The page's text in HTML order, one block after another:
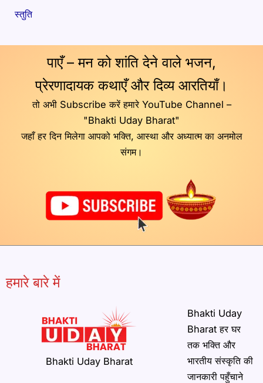
स्तुति
पाएँ – मन को शांति देने वाले भजन,
प्रेरणादायक कथाएँ और दिव्य आरतियाँ।
तो अभी Subscribe करें हमारे YouTube Channel –
"Bhakti Uday Bharat"
जहाँ हर दिन मिलेगा आपको भक्ति, आस्था और अध्यात्म का अनमोल
संगम।
हमारे बारे में
Bhakti Uday Bharat
Bhakti Uday
Bharat हर घर
तक भक्ति और
भारतीय संस्कृति की
जानकारी पहुँचाने